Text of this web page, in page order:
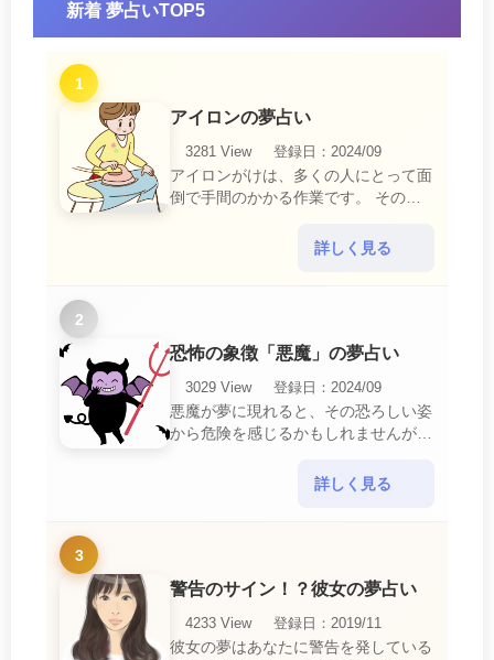
新着 夢占いTOP5
1
アイロンの夢占い
3281 View
登録日：2024/09
アイロンがけは、多くの人にとって面
倒で手間のかかる作業です。 そのた
中で感じるわずらわしさやストレスか
詳しく見る
2
恐怖の象徴「悪魔」の夢占い
3029 View
登録日：2024/09
悪魔が夢に現れると、その恐ろしい姿
から危険を感じるかもしれませんが、
詳しく見る
3
警告のサイン！？彼女の夢占い
4233 View
登録日：2019/11
彼女の夢はあなたに警告を発している